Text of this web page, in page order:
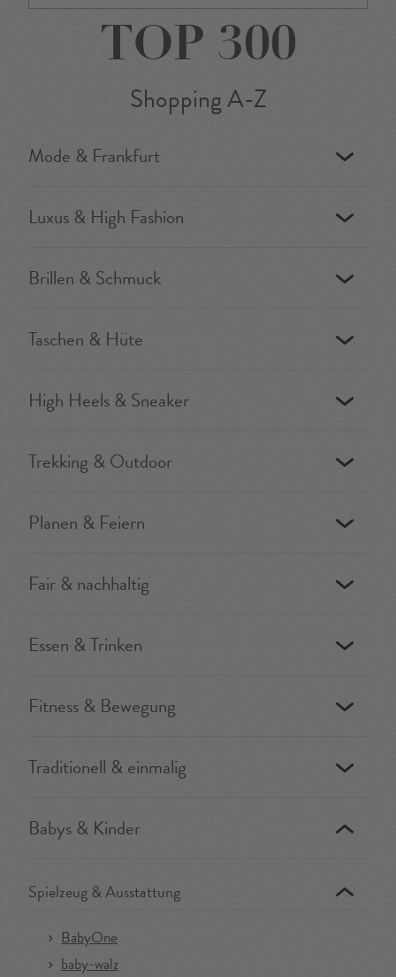
TOP 300
Shopping A-Z
Mode & Frankfurt
Luxus & High Fashion
Brillen & Schmuck
Taschen & Hüte
High Heels & Sneaker
Trekking & Outdoor
Planen & Feiern
Fair & nachhaltig
Essen & Trinken
Fitness & Bewegung
Traditionell & einmalig
Babys & Kinder
Spielzeug & Ausstattung
BabyOne
baby-walz